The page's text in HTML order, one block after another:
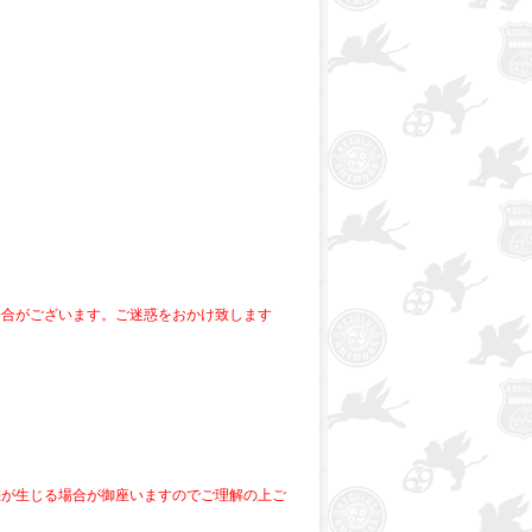
がございます。ご迷惑をおかけ致します
生じる場合が御座いますのでご理解の上ご